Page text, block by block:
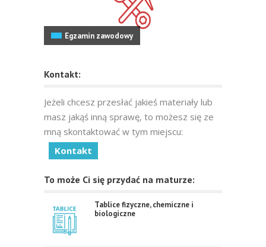
Egzamin zawodowy
Kontakt:
Jeżeli chcesz przesłać jakieś materiały lub
masz jakąś inną sprawę, to możesz się ze
mną skontaktować w tym miejscu:
Kontakt
To może Ci się przydać na maturze:
Tablice fizyczne, chemiczne i
biologiczne